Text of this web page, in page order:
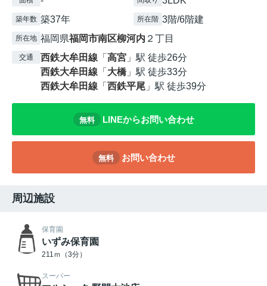
築年数 築37年 所在階 3階/6階建
所在地 福岡県福岡市南区柳河内 ２丁目
交通 西鉄大牟田線 「 高宮 」駅 徒歩26分
西鉄大牟田線 「 大橋」駅 徒歩33分
西鉄大牟田線 「 西鉄平尾 」駅 徒歩39分
無料 LINEからお問い合わせ
無料 お問い合わせ
周辺施設
保育園
いずみ保育園
211ｍ（3分）
スーパー